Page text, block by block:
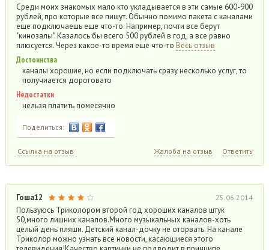
Среди моих знакомых мало кто укладывается в эти самые 600-900
рублей, про которые все пишут. Обычно помимо пакета с каналами
еще подключаешь еще что-то. Например, почти все берут
"кинозалы". Казалось бы всего 500 рублей в год, а все равно
плюсуется. Через какое-то время еще что-то Весь отзыв
Достоинства
каналы хорошие, но если подключать сразу несколько услуг, то
получиается дороговато
Недостатки
нельзя платить помесячно
Поделиться:
Ссылка на отзыв Жалоба на отзыв Ответить
Гоша12 25.06.2014
Пользуюсь Триколором второй год хороших каналов штук
50,много лишних каналов.Много музыкальных каналов-хоть
целый день пляши. Детский канал-дочку не оторвать. На канале
Триколор можно узнать все новости, касающиеся этого